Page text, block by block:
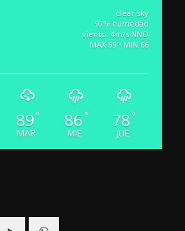
clear sky
97% humedad
viento: 4m/s NNO
MAX 69 • MIN 66
89 °
MAR
86 °
MIE
78 °
JUE